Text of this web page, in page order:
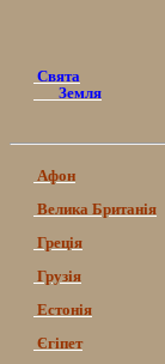
Свята
Земля
Афон
Велика Британія
Греція
Грузія
Естонія
Єгіпет